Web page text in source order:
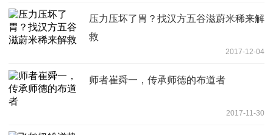
压力压坏了胃？找汉方五谷滋蔚米稀来解
救
2017-12-04
师者崔舜一，传承师德的布道者
2017-11-30